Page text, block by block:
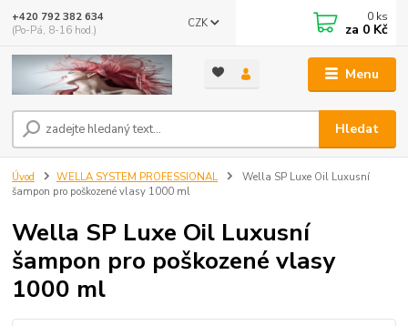
Menu
CZK
Hledat
+420 792 382 634
(Po-Pá, 8-16 hod.)
0 ks
za 0 Kč
Úvod WELLA SYSTEM PROFESSIONAL
Wella SP Luxe Oil Luxusní
šampon pro poškozené vlasy 1000 ml
Wella SP Luxe Oil Luxusní
šampon pro poškozené vlasy
1000 ml